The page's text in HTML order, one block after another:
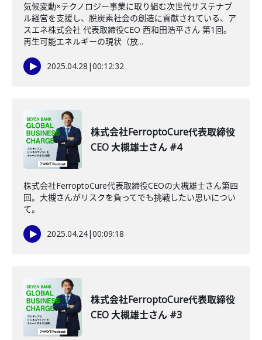
気候変動×テクノロジー事業に取り組む次世代サステナブ
ル経営を支援し、脱炭素社会の創造に貢献されている、ア
スエネ株式会社 代表取締役CEO 西和田浩平さん 第1回。
再生可能エネルギーの現状（放...
2025.04.28 |00:12:32
株式会社FerroptoCure代表取締役
CEO 大槻雄士さん #4
株式会社FerroptoCure代表取締役CEOの大槻雄士さん第四
回。大槻さんがリスクを負ってでも挑戦したい思いについ
て。
2025.04.24|00:09:18
株式会社FerroptoCure代表取締役
CEO 大槻雄士さん #3